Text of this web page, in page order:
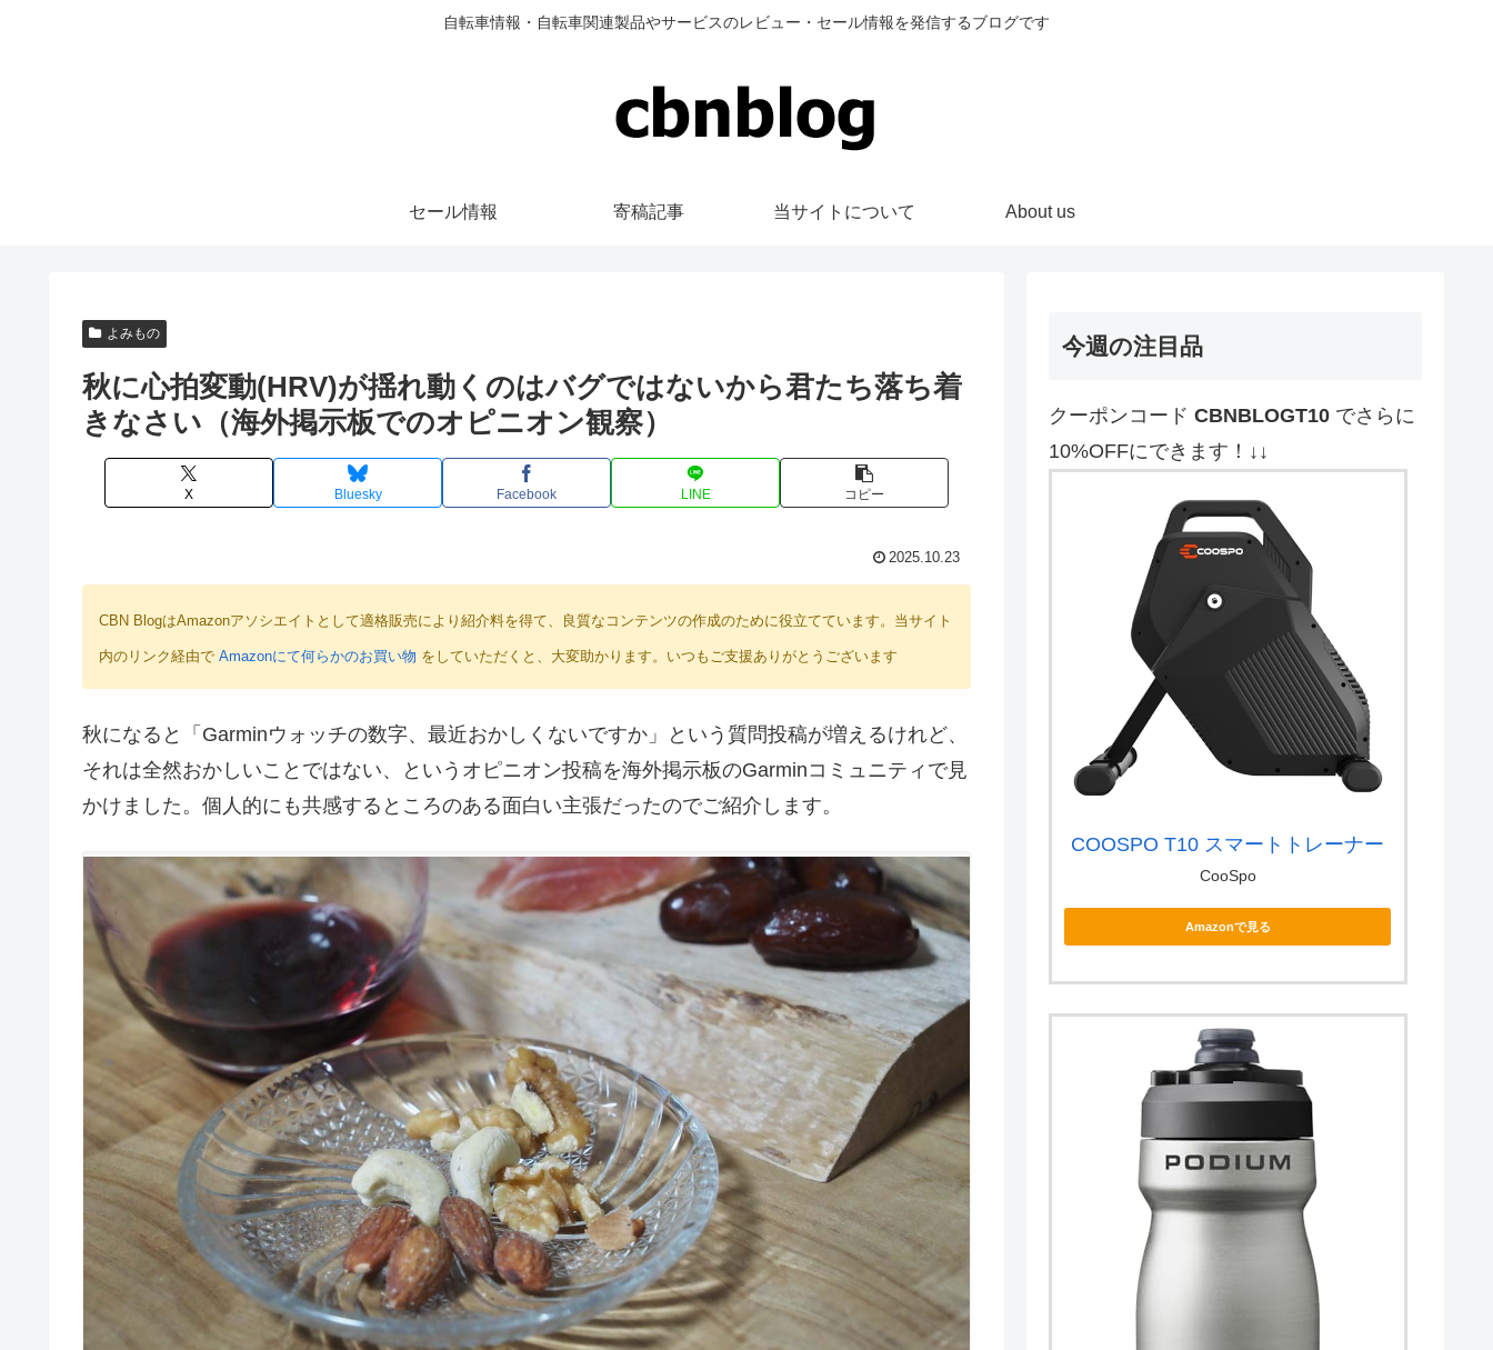
自転車情報・自転車関連製品やサービスのレビュー・セール情報を発信するブログです
セール情報 寄稿記事 当サイトについて About us
よみもの
秋に心拍変動(HRV)が揺れ動くのはバグではないから君たち落ち着
きなさい（海外掲示板でのオピニオン観察）
X Bluesky Facebook LINE コピー
2025.10.23
CBN BlogはAmazonアソシエイトとして適格販売により紹介料を得て、良質なコンテンツの作成のために役立てています。当サイト
内のリンク経由で Amazonにて何らかのお買い物 をしていただくと、大変助かります。いつもご支援ありがとうございます
秋になると「Garminウォッチの数字、最近おかしくないですか」という質問投稿が増えるけれど、
それは全然おかしいことではない、というオピニオン投稿を海外掲示板のGarminコミュニティで見
かけました。個人的にも共感するところのある面白い主張だったのでご紹介します。
今週の注目品
クーポンコード CBNBLOGT10 でさらに
10%OFFにできます！↓↓
COOSPO T10 スマートトレーナー
CooSpo
Amazonで見る